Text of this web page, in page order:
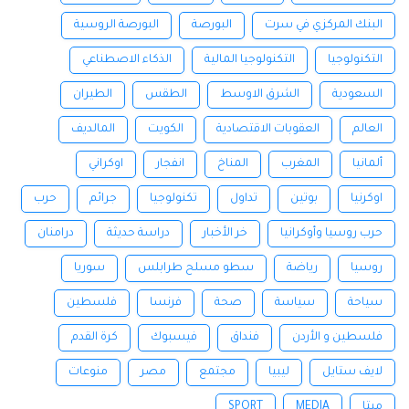
البنك المركزي في سرت البورصة البورصة الروسية
التكنولوجيا التكنولوجيا المالية الذكاء الاصطناعي
السعودية الشرق الاوسط الطقس الطيران
العالم العقوبات الاقتصادية الكويت المالديف
ألمانيا المغرب المناخ انفجار اوكراني
اوكرنيا بوتين تداول تكنولوجيا جرائم حرب
حرب روسيا وأوكرانيا خر الأخبار دراسة حديثة درامنان
روسيا رياضة سطو مسلح طرابلس سوريا
سياحة سياسة صحة فرنسا فلسطين
فلسطين و الأردن فنداق فيسبوك كرة القدم
لايف ستايل ليبيا مجتمع مصر منوعات